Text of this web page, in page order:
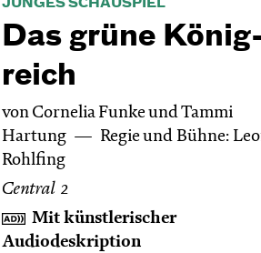
JUNGES SCHAUSPIEL
Das grüne
reich
von Cornelia Funke und Tammi
Hartung
Regie und Bühne:
Rohlfing
Central 2
Mit künstlerischer
Audiodeskription